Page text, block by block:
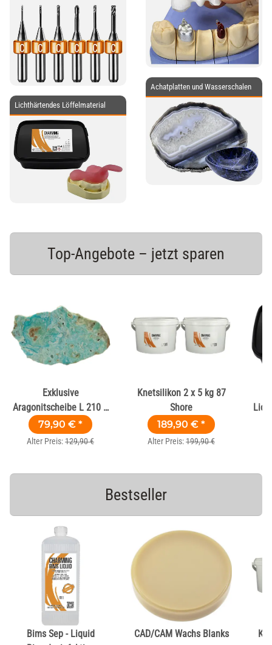
Lichthärtendes Löffelmaterial
Achatplatten und Wasserschalen
Top-Angebote – jetzt sparen
Exklusive
Aragonitscheibe L 210 B
125 H 16mm
79,90 € *
Alter Preis:129,90 €
Knetsilikon 2 x 5 kg 87
Shore
189,90 € *
Alter Preis:199,90 €
Bestseller
Bims Sep - Liquid
CAD/CAM Wachs Blanks